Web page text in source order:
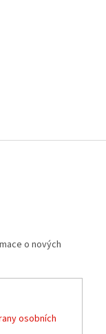
o nových
osobních